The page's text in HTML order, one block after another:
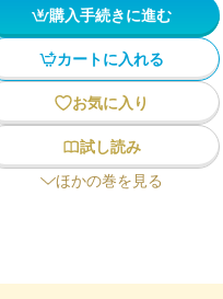
購入手続きに進む
カートに入れる
お気に入り
試し読み
ほかの巻を見る